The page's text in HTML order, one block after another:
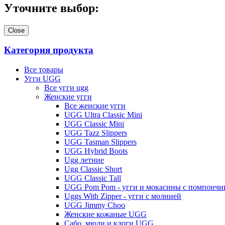
Уточните выбор:
Close
Категория продукта
Все товары
Угги UGG
Все угги ugg
Женские угги
Все женские угги
UGG Ultra Classic Mini
UGG Classic Mini
UGG Tazz Slippers
UGG Tasman Slippers
UGG Hybrid Boots
Ugg летние
Ugg Classic Short
UGG Classic Tall
UGG Pom Pom - угги и мокасины с
Uggs With Zipper - угги с молнией
UGG Jimmy Choo
Женские кожаные UGG